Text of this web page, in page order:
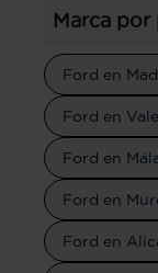
Marca
Ford en
Ford en
Ford en
Ford en
Ford en